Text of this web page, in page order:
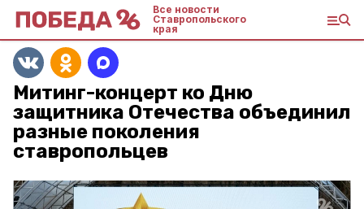
Все новости
Ставропольского
края
Митинг-концерт ко Дню
защитника Отечества объединил
разные поколения
ставропольцев